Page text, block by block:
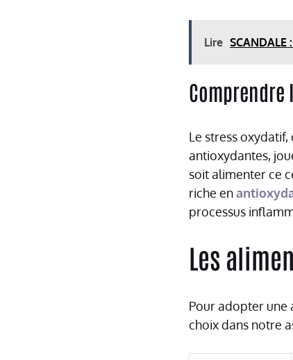
Lire
Le stress
antioxydantes,
soit alimenter ce
riche en
processus
Les
Pour adopter une
choix dans notre